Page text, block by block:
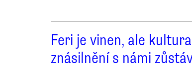
Feri je vinen, ale kultura
znásilnění s námi